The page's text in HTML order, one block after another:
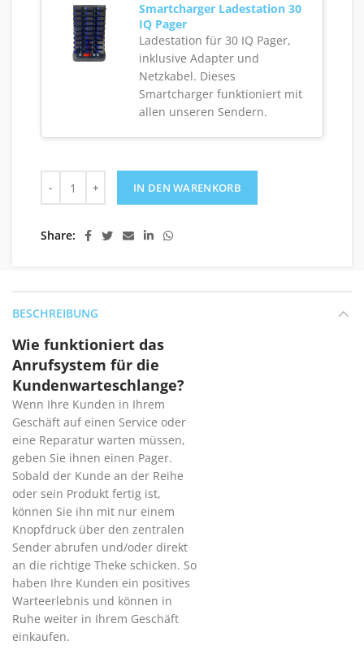
Smartcharger Ladestation 30
IQ Pager
Ladestation für 30 IQ Pager,
inklusive Adapter und
Netzkabel. Dieses
Smartcharger funktioniert mit
allen unseren Sendern.
IN DEN WARENKORB
Share
BESCHREIBUNG
Wie funktioniert das
Anrufsystem für die
Kundenwarteschlange?
Wenn Ihre Kunden in Ihrem
Geschäft auf einen Service oder
eine Reparatur warten müssen,
geben Sie ihnen einen Pager.
Sobald der Kunde an der Reihe
oder sein Produkt fertig ist,
können Sie ihn mit nur einem
Knopfdruck über den zentralen
Sender abrufen und/oder direkt
an die richtige Theke schicken. So
haben Ihre Kunden ein positives
Warteerlebnis und können in
Ruhe weiter in Ihrem Geschäft
einkaufen.